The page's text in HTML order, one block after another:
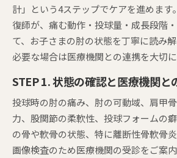
計」という4ステップでケアを進めます
復師が、痛む動作・投球量・成長段階
て、お子さまの肘の状態を丁寧に読み
必要な場合は医療機関との連携を大切に
STEP 1. 状態の確認と医療機関と
投球時の肘の痛み、肘の可動域、肩甲
力、股関節の柔軟性、投球フォームの
の骨や軟骨の状態、特に離断性骨軟骨炎
画像検査のため医療機関の受診をご案